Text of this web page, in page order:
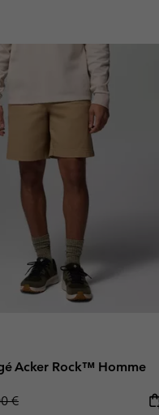
Acker Rock™ Homme
price:
€